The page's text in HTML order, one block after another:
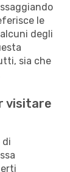
le
degli
sia che
visitare
di